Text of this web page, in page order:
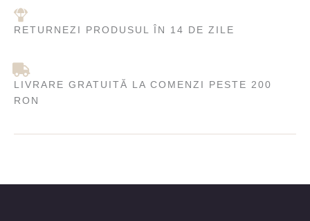
RETURNEZI PRODUSUL ÎN 14 DE ZILE
LIVRARE GRATUITĂ LA COMENZI PESTE 200
RON